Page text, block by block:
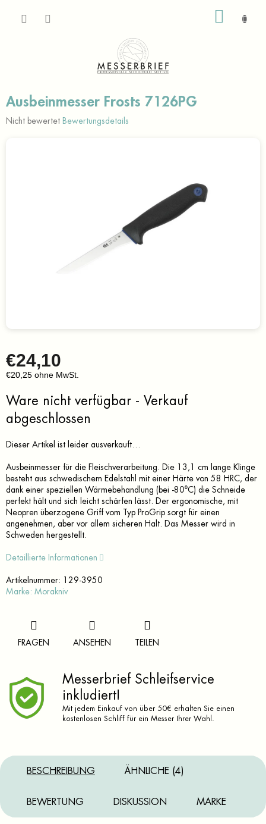
Ausbeinmesser Frosts 7126PG
Die
Nicht bewertet Bewertungsdetails
€24,10
€20,25 ohne MwSt.
Ware nicht verfügbar - Verkauf
abgeschlossen
Dieser Artikel ist leider ausverkauft…
Ausbeinmesser für die Fleischverarbeitung. Die 13,1 cm lange Klinge
besteht aus schwedischem Edelstahl mit einer Härte von 58 HRC, der
dank einer speziellen Wärmebehandlung (bei -80⁰C) die Schneide
perfekt hält und sich leicht schärfen lässt. Der ergonomische, mit
Neopren überzogene Griff vom Typ ProGrip sorgt für einen
angenehmen, aber vor allem sicheren Halt. Das Messer wird in
Schweden hergestellt.
Detaillierte Informationen
Artikelnummer:
129-3950
Marke: Morakniv
FRAGEN ANSEHEN TEILEN
Messerbrief Schleifservice
inkludiert!
Mit jedem Einkauf von über 50€ erhalten Sie einen
kostenlosen Schliff für ein Messer Ihrer Wahl.
BESCHREIBUNG ÄHNLICHE (4)
BEWERTUNG DISKUSSION MARKE